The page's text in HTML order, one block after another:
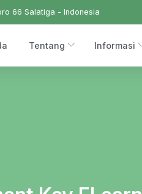
66 Salatiga - Indonesia
Tentang Informasi